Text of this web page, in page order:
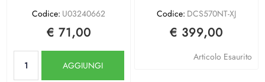
Codice: U03240662
€ 71,00
AGGIUNGI
Codice: DCS570NT-XJ
€ 399,00
Articolo Esaurito